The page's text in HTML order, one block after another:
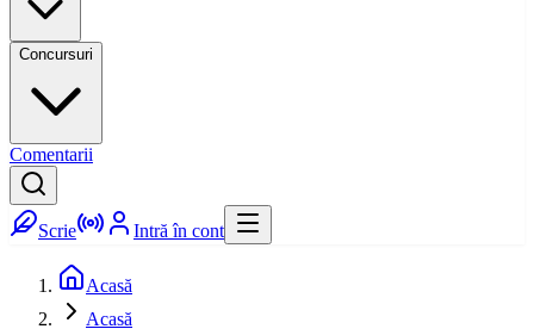
Concursuri
Comentarii
Scrie Intră în cont
Acasă
Acasă